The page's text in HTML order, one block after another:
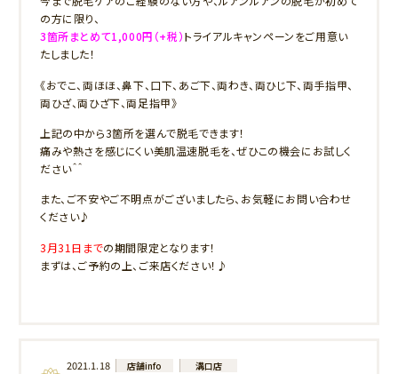
の方に限り、
3箇所まとめて1,000円（+税）トライアルキャンペーンをご用意い
たしました！
《おでこ、両ほほ、鼻下、口下、あご下、両わき、両ひじ下、両手指甲、
両ひざ、両ひざ下、両足指甲》
上記の中から3箇所を選んで脱毛できます！
痛みや熱さを感じにくい美肌温速脱毛を、ぜひこの機会にお試しく
ださい＾＾
また、ご不安やご不明点がございましたら、お気軽にお問い合わせ
ください♪
3月31日までの期間限定となります！
まずは、ご予約の上、ご来店ください！♪
2021.1.18 店舗info 溝口店